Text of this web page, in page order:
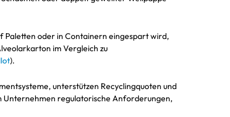
Paletten oder in Containern eingespart wird,
im Vergleich zu
).
unterstützen Recyclingquoten und
Unternehmen regulatorische Anforderungen,